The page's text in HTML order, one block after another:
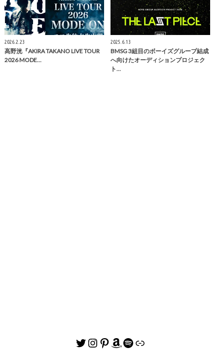
2026.2.23
高野洸『AKIRA TAKANO LIVE TOUR
2026 MODE…
2025.6.13
BMSG 3組目のボーイズグループ結成
へ向けたオーディションプロジェク
ト…
Twitter
Instagram
Pinterest
Amazon
Spotify
リンク